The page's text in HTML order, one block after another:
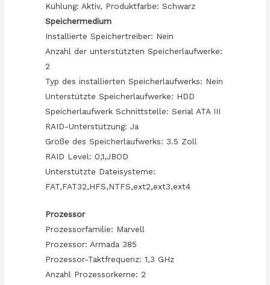
Kühlung: Aktiv, Produktfarbe: Schwarz
Speichermedium
Installierte Speichertreiber: Nein
Anzahl der unterstützten Speicherlaufwerke:
2
Typ des installierten Speicherlaufwerks: Nein
Unterstützte Speicherlaufwerke: HDD
Speicherlaufwerk Schnittstelle: Serial ATA III
RAID-Unterstützung: Ja
Größe des Speicherlaufwerks: 3.5 Zoll
RAID Level: 0,1,JBOD
Unterstützte Dateisysteme:
FAT,FAT32,HFS,NTFS,ext2,ext3,ext4
Prozessor
Prozessorfamilie: Marvell
Prozessor: Armada 385
Prozessor-Taktfrequenz: 1,3 GHz
Anzahl Prozessorkerne: 2